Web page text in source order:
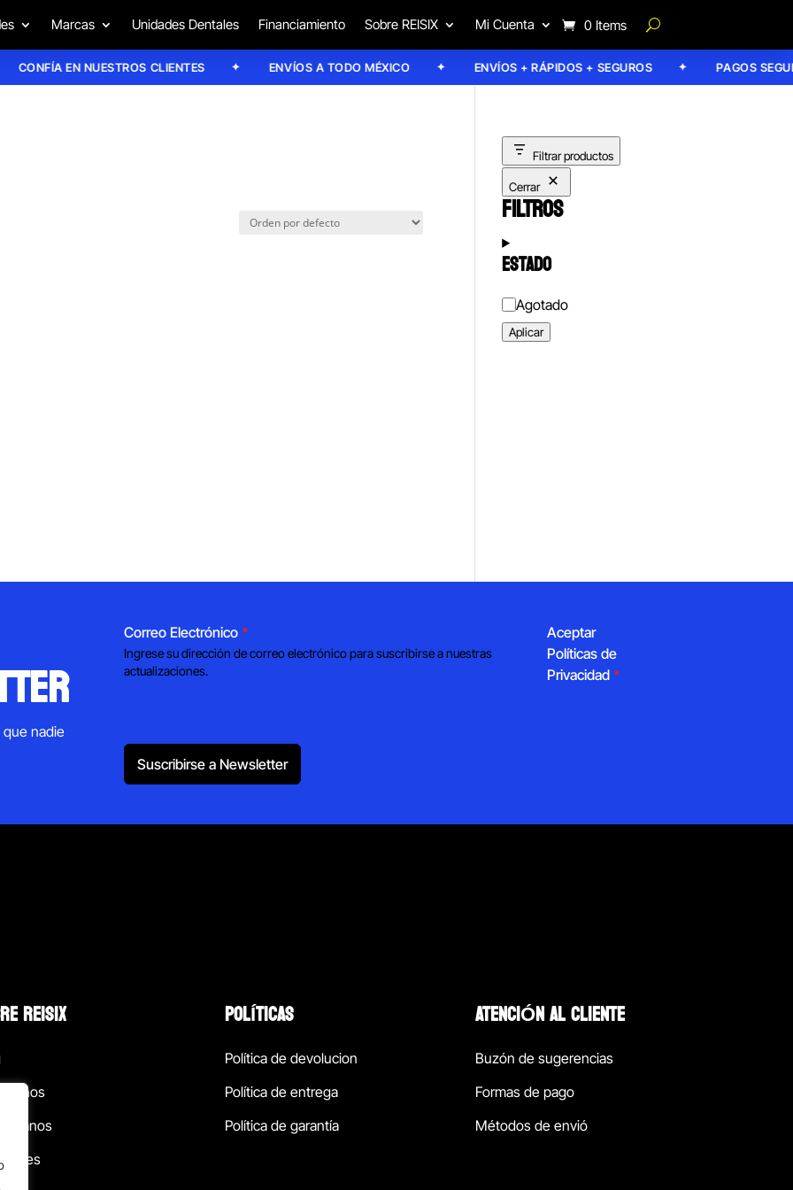
Marcas Unidades Dentales Financiamiento Sobre REISIX Mi Cuenta 0 Items
CONFÍA EN NUESTROS CLIENTES ENVÍOS A TODO MÉXICO ENVÍOS + RÁPIDOS + SEGUROS PAGOS
Filtrar productos
Cerrar
FILTROS
ESTADO
Estado
Agotado
Aplicar
nadie
Correo Electrónico *
Ingrese su dirección de correo electrónico para suscribirse a nuestras
actualizaciones.
Aceptar
Políticas de
Privacidad *
Suscribirse a Newsletter
REISIX POLÍTICAS
Política de devolucion
Política de entrega
Política de garantía
ATENCIÓN AL CLIENTE
Buzón de sugerencias
Formas de pago
Métodos de envió